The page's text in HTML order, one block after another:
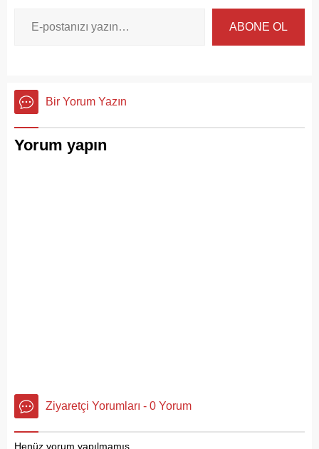
ABONE OL
Bir Yorum Yazın
Yorum yapın
Ziyaretçi Yorumları - 0 Yorum
Henüz yorum yapılmamış.